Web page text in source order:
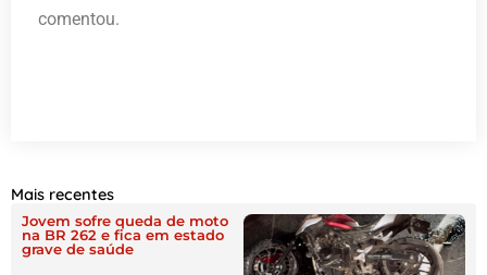
comentou.
Mais recentes
Jovem sofre queda de moto
na BR 262 e fica em estado
grave de saúde